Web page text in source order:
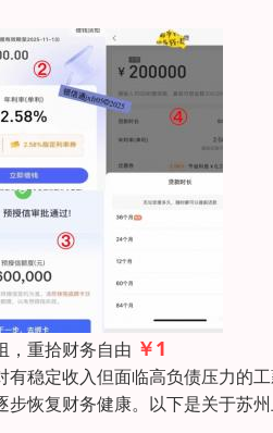
，重拾财务自由 ￥1
有稳定收入但面临高负债压力的
步恢复财务健康。以下是关于苏